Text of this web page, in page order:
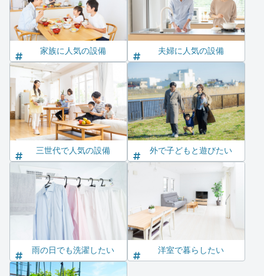
家族に人気の設備 夫婦に人気の設備
三世代で人気の設備 外で子どもと遊びたい
雨の日でも洗濯したい 洋室で暮らしたい